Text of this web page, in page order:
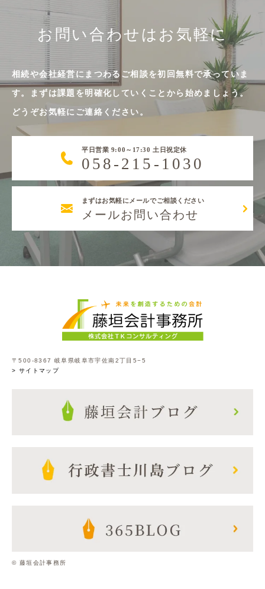
お問い合わせはお気軽に
相続や会社経営にまつわるご相談を初回無料で承っていま
す。まずは課題を明確化していくことから始めましょう。
どうぞお気軽にご連絡ください。
平日営業 9:00～17:30 土日祝定休
058-215-1030
まずはお気軽にメールでご相談ください
メールお問い合わせ
〒500-8367 岐阜県岐阜市宇佐南2丁目5−5
> サイトマップ
© 藤垣会計事務所